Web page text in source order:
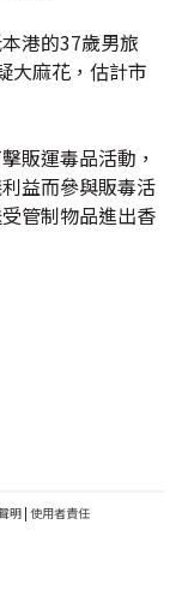
港的37歲男旅
大麻花，估計市
販運毒品活動，
益而參與販毒活
管制物品進出香
明 | 使用者責任